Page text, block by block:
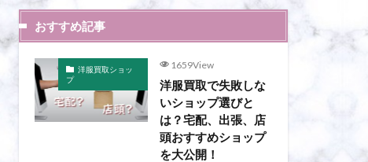
おすすめ記事
洋服買取ショッ
プ
1659View
洋服買取で失敗しな
いショップ選びと
は？宅配、出張、店
頭おすすめショップ
を大公開！